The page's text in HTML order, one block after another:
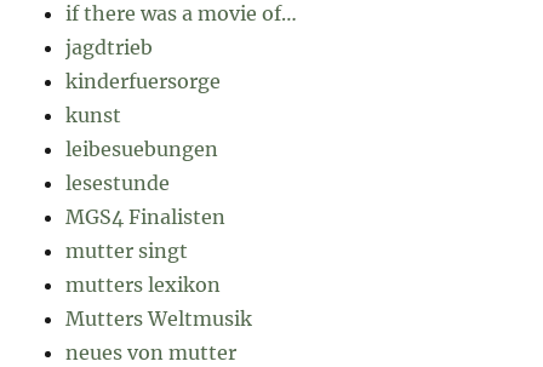
if there was a movie of…
jagdtrieb
kinderfuersorge
kunst
leibesuebungen
lesestunde
MGS4 Finalisten
mutter singt
mutters lexikon
Mutters Weltmusik
neues von mutter